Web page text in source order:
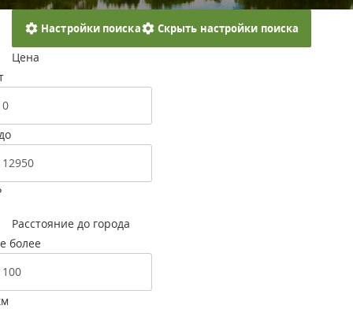
Настройки поиска Скрыть настройки поиска
Цена
Расстояние до города
более